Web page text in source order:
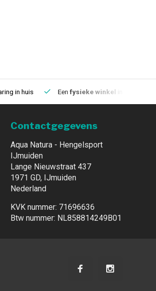
in huis Een fysieke winkel
Contactgegevens
Aqua Natura - Hengelsport
IJmuiden
Lange Nieuwstraat 437
1971 GD, IJmuiden
Nederland
KVK nummer: 71696636
Btw nummer: NL858814249B01